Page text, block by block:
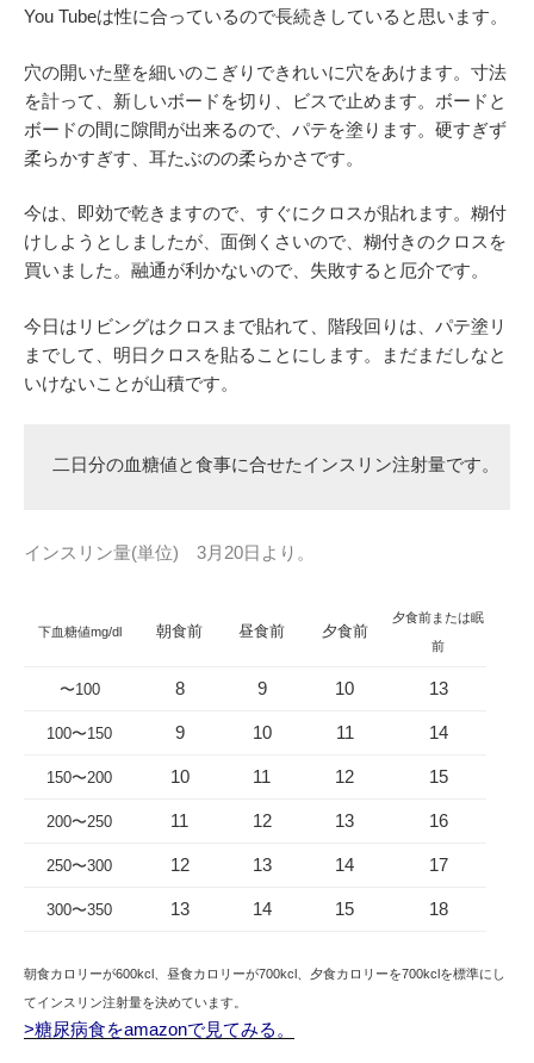
You Tubeは性に合っているので長続きしていると思います。
穴の開いた壁を細いのこぎりできれいに穴をあけます。寸法
を計って、新しいボードを切り、ビスで止めます。ボードと
ボードの間に隙間が出来るので、パテを塗ります。硬すぎず
柔らかすぎす、耳たぶのの柔らかさです。
今は、即効で乾きますので、すぐにクロスが貼れます。糊付
けしようとしましたが、面倒くさいので、糊付きのクロスを
買いました。融通が利かないので、失敗すると厄介です。
今日はリビングはクロスまで貼れて、階段回りは、パテ塗リ
までして、明日クロスを貼ることにします。まだまだしなと
いけないことが山積です。
二日分の血糖値と食事に合せたインスリン注射量です。
インスリン量(単位) 3月20日より。
下血糖値mg/dl 朝食前 昼食前 夕食前
夕食前または眠
前
〜100 8 9 10 13
100〜150 9 10 11 14
150〜200 10 11 12 15
200〜250 11 12 13 16
250〜300 12 13 14 17
300〜350 13 14 15 18
朝食カロリーが600kcl、昼食カロリーが700kcl、夕食カロリーを700kclを標準にし
てインスリン注射量を決めています。
>糖尿病食をamazonで見てみる。